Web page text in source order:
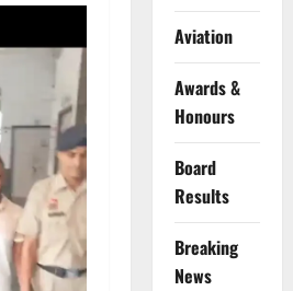
Aviation
Awards &
Honours
Board
Results
Breaking
News